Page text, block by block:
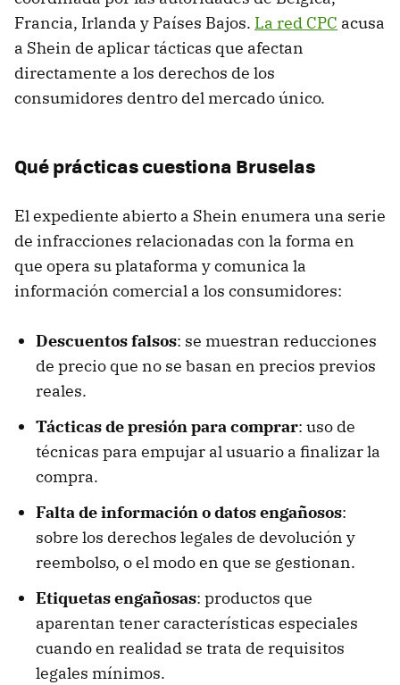
Francia, Irlanda y Países Bajos. La red CPC acusa
a Shein de aplicar tácticas que afectan
directamente a los derechos de los
consumidores dentro del mercado único.
Qué prácticas cuestiona Bruselas
El expediente abierto a Shein enumera una serie
de infracciones relacionadas con la forma en
que opera su plataforma y comunica la
información comercial a los consumidores:
Descuentos falsos: se muestran reducciones
de precio que no se basan en precios previos
reales.
Tácticas de presión para comprar: uso de
técnicas para empujar al usuario a finalizar la
compra.
Falta de información o datos engañosos:
sobre los derechos legales de devolución y
reembolso, o el modo en que se gestionan.
Etiquetas engañosas: productos que
aparentan tener características especiales
cuando en realidad se trata de requisitos
legales mínimos.